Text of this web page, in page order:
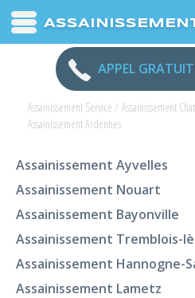
APPEL GRATUIT
Assainissement Service / Assainissement
Assainissement Ardennes
Assainissement Ayvelles
Assainissement Nouart
Assainissement Bayonville
Assainissement Tremblois-
Assainissement Hannogne-
Assainissement Lametz